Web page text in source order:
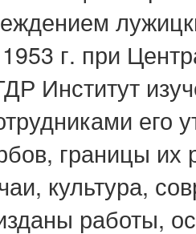
г. при
Институт
его
границы их
культура,
работы,